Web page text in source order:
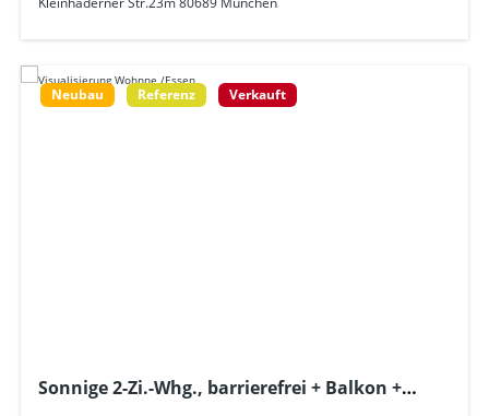
Neubau Referenz Verkauft
Sonnige 2-Zi.-Whg., barrierefrei + Balkon +